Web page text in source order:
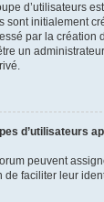
d’utilisateurs
sont initialement
par la création
un
d’utilisateurs
peuvent
de faciliter leur